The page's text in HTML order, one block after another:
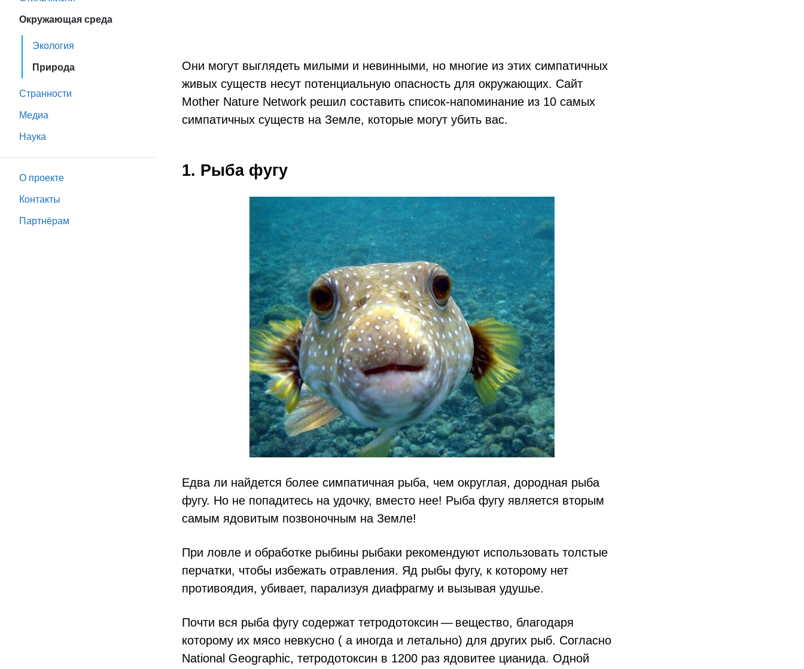
Окружающая среда
Экология
Природа
Странности
Медиа
Наука
О проекте
Контакты
Партнёрам
Они могут выглядеть милыми и невинными, но многие из этих симпатичных
живых существ несут потенциальную опасность для окружающих. Сайт
Mother Nature Network решил составить список-напоминание из 10 самых
симпатичных существ на Земле, которые могут убить вас.
1. Рыба фугу
Едва ли найдется более симпатичная рыба, чем округлая, дородная рыба
фугу. Но не попадитесь на удочку, вместо нее! Рыба фугу является вторым
самым ядовитым позвоночным на Земле!
При ловле и обработке рыбины рыбаки рекомендуют использовать толстые
перчатки, чтобы избежать отравления. Яд рыбы фугу, к которому нет
противоядия, убивает, парализуя диафрагму и вызывая удушье.
Почти вся рыба фугу содержат тетродотоксин — вещество, благодаря
которому их мясо невкусно ( а иногда и летально) для других рыб. Согласно
National Geographic, тетродотоксин в 1200 раз ядовитее цианида. Одной